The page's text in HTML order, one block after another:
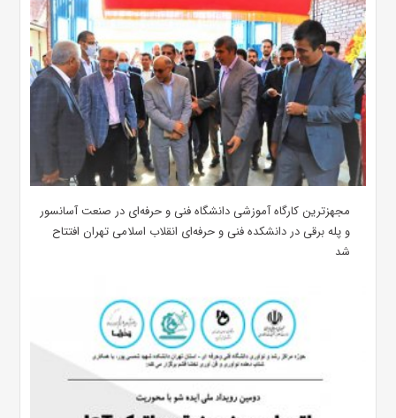
مجهزترین کارگاه آموزشی دانشگاه فنی و حرفه‌ای در صنعت آسانسور
و پله برقی در دانشکده فنی و حرفه‌ای انقلاب اسلامی تهران افتتاح
شد